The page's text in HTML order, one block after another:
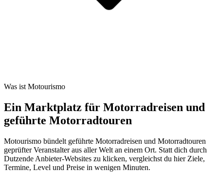
Was ist Motourismo
Ein Marktplatz für Motorradreisen und
geführte Motorradtouren
Motourismo bündelt geführte Motorradreisen und Motorradtouren
geprüfter Veranstalter aus aller Welt an einem Ort. Statt dich durch
Dutzende Anbieter-Websites zu klicken, vergleichst du hier Ziele,
Termine, Level und Preise in wenigen Minuten.